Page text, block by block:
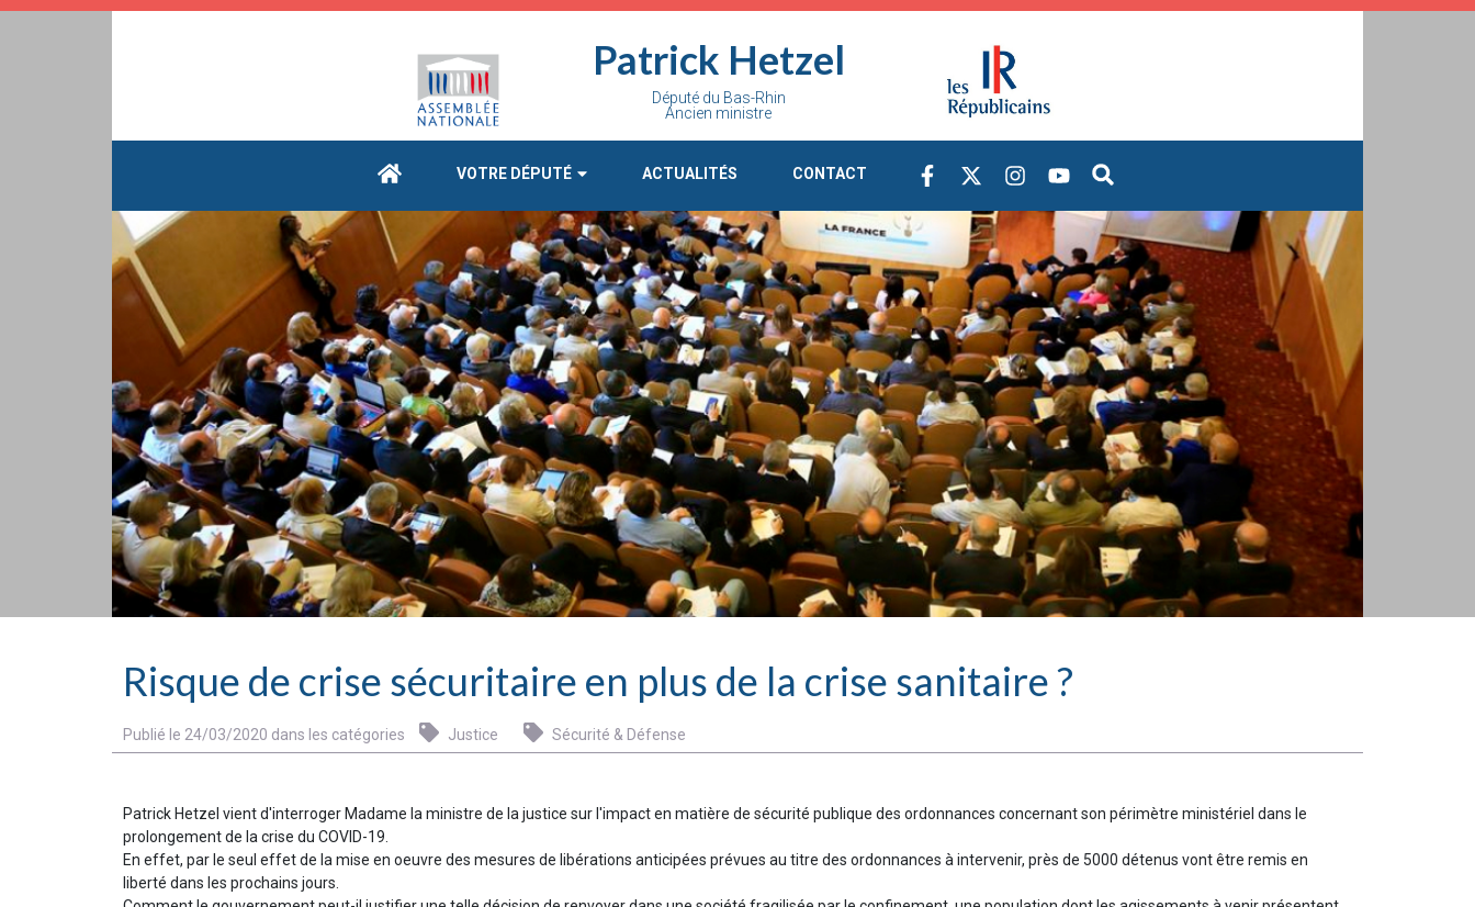
Patrick Hetzel
Député du Bas-Rhin
Ancien ministre
VOTRE DÉPUTÉ ACTUALITÉS CONTACT
Risque de crise sécuritaire en plus de la crise sanitaire ?
Publié le 24/03/2020 dans les catégories Justice Sécurité & Défense
Patrick Hetzel vient d'interroger Madame la ministre de la justice sur l'impact en matière de sécurité publique des ordonnances concernant son périmètre ministériel dans le
prolongement de la crise du COVID-19.
En effet, par le seul effet de la mise en oeuvre des mesures de libérations anticipées prévues au titre des ordonnances à intervenir, près de 5000 détenus vont être remis en
liberté dans les prochains jours.
Cookies management panel